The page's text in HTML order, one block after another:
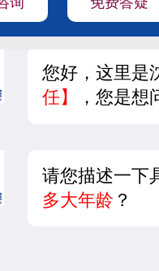
您好，这里是
任】
，您是想
请您描述一下
多大年龄？